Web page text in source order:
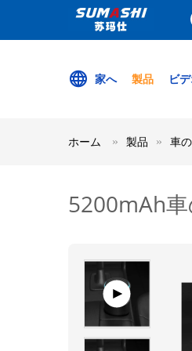
家へ 製品 ビ
ホーム 製品 車
5200mAh